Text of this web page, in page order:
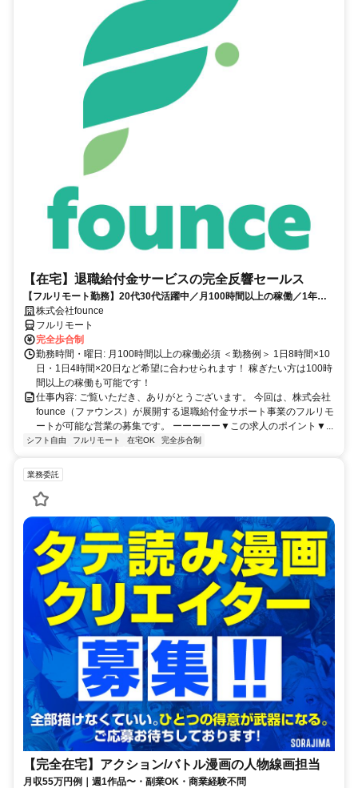
【在宅】退職給付金サービスの完全反響セールス
【フルリモート勤務】20代30代活躍中／月100時間以上の稼働／1年目
の最高月収100万円／営業経験1年あればOK／アポ取りなし提案のみ／
研修制度充実
株式会社founce
フルリモート
完全歩合制
勤務時間・曜日: 月100時間以上の稼働必須 ＜勤務例＞ 1日8時間×10
日・1日4時間×20日など希望に合わせられます！ 稼ぎたい方は100時
間以上の稼働も可能です！
仕事内容: ご覧いただき、ありがとうございます。 今回は、株式会社
founce（ファウンス）が展開する退職給付金サポート事業のフルリモ
ートが可能な営業の募集です。 ーーーーー▼この求人のポイント▼...
シフト自由 フルリモート 在宅OK 完全歩合制
業務委託
【完全在宅】アクション/バトル漫画の人物線画担当
月収55万円例｜週1作品〜・副業OK・商業経験不問